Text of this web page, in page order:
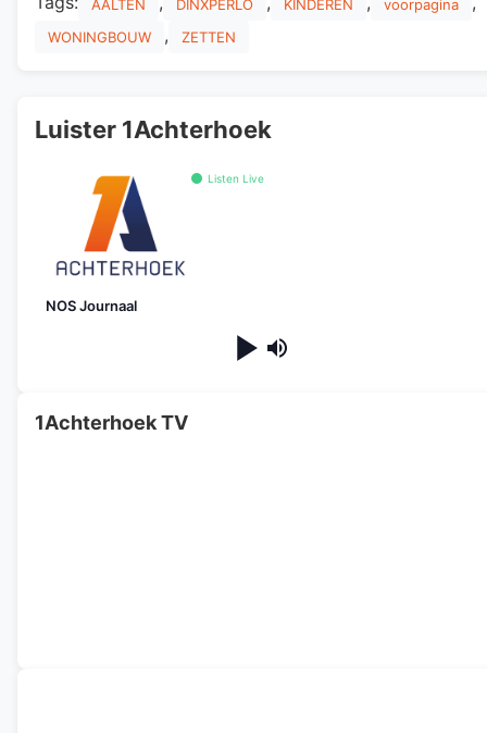
AALTEN DINXPERLO KINDEREN voorpagina
WONINGBOUW , ZETTEN
Luister 1Achterhoek
Listen Live
NOS Journaal
1Achterhoek TV